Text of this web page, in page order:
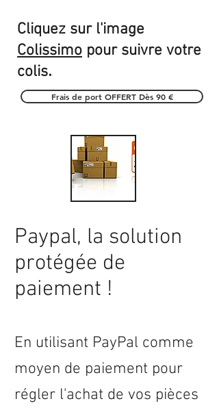
Cliquez sur l'image
Colissimo pour suivre votre
colis.
Frais de port OFFERT Dès 90 €
Paypal, la solution
protégée de
paiement !
En utilisant PayPal comme
moyen de paiement pour
régler l'achat de vos pièces